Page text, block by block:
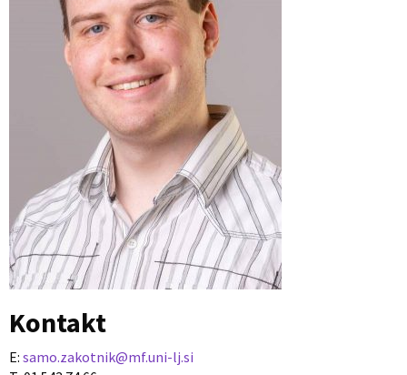
Kontakt
E: samo.zakotnik@mf.uni-lj.si